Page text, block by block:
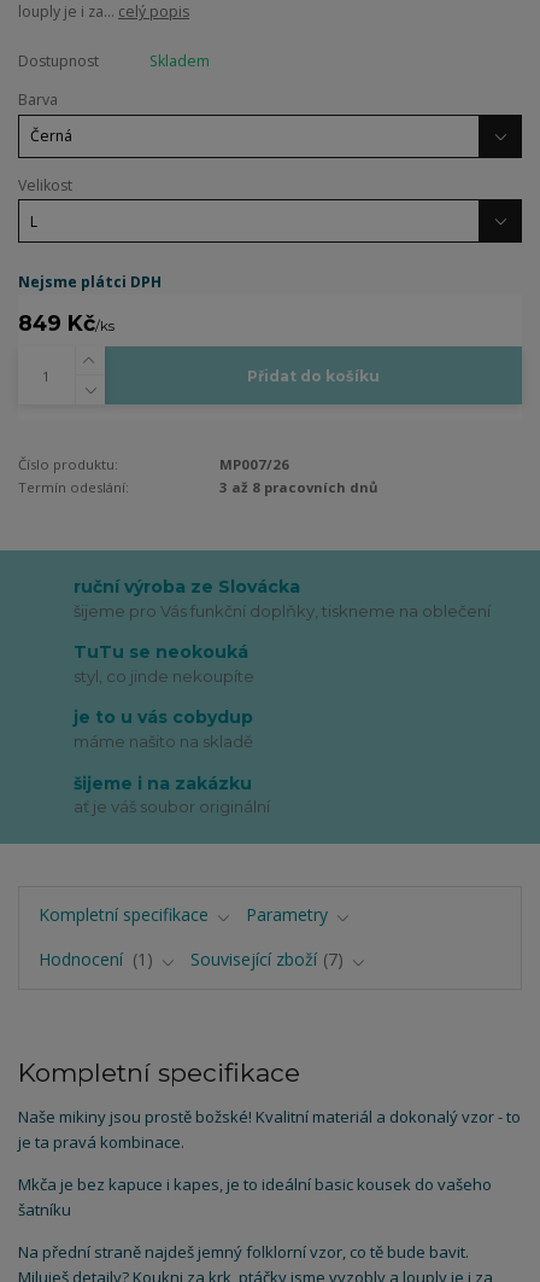
louply je i za... celý popis
Dostupnost
Skladem
Barva
Velikost
Nejsme plátci DPH
849 Kč/ks
Přidat do košíku
Číslo produktu:
MP007/26
Termín odeslání:
3 až 8 pracovních dnů
ruční výroba ze Slovácka
šijeme pro Vás funkční doplňky, tiskneme na oblečení
TuTu se neokouká
styl, co jinde nekoupíte
je to u vás cobydup
máme našito na skladě
šijeme i na zakázku
ať je váš soubor originální
Kompletní specifikace
Parametry
Hodnocení
1 Související zboží 7
Kompletní specifikace
Naše mikiny jsou prostě božské! Kvalitní materiál a dokonalý vzor - to
je ta pravá kombinace.
Mkča je bez kapuce i kapes, je to ideální basic kousek do vašeho
šatníku
Na přední straně najdeš jemný folklorní vzor, co tě bude bavit.
Miluješ detaily? Koukni za krk, ptáčky jsme vyzobly a louply je i za